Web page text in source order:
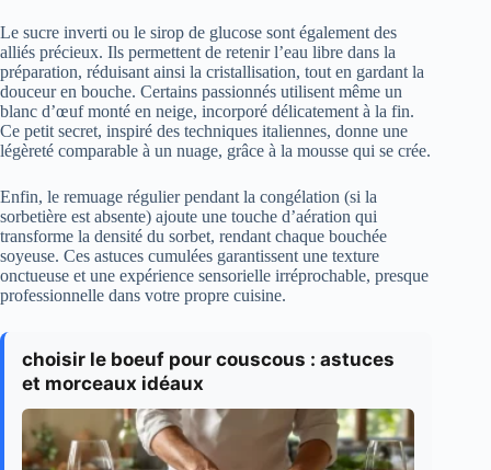
Le sucre inverti ou le sirop de glucose sont également des
alliés précieux. Ils permettent de retenir l’eau libre dans la
préparation, réduisant ainsi la cristallisation, tout en gardant la
douceur en bouche. Certains passionnés utilisent même un
blanc d’œuf monté en neige, incorporé délicatement à la fin.
Ce petit secret, inspiré des techniques italiennes, donne une
légèreté comparable à un nuage, grâce à la mousse qui se crée.
Enfin, le remuage régulier pendant la congélation (si la
sorbetière est absente) ajoute une touche d’aération qui
transforme la densité du sorbet, rendant chaque bouchée
soyeuse. Ces astuces cumulées garantissent une texture
onctueuse et une expérience sensorielle irréprochable, presque
professionnelle dans votre propre cuisine.
choisir le boeuf pour couscous : astuces
et morceaux idéaux